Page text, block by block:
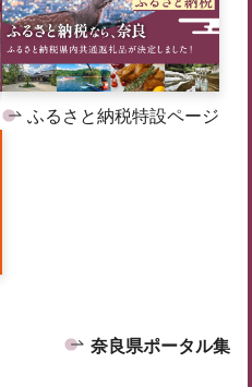
ふるさと納税特設ページ
奈良県ポータル集